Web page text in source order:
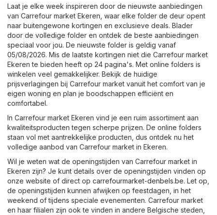
Laat je elke week inspireren door de nieuwste aanbiedingen
van Carrefour market Ekeren, waar elke folder de deur opent
naar buitengewone kortingen en exclusieve deals. Blader
door de volledige folder en ontdek de beste aanbiedingen
speciaal voor jou. De nieuwste folder is geldig vanaf
05/08/2026. Mis de laatste kortingen niet die Carrefour market
Ekeren te bieden heeft op 24 pagina's. Met online folders is
winkelen veel gemakkelijker. Bekijk de huidige
prijsverlagingen bij Carrefour market vanuit het comfort van je
eigen woning en plan je boodschappen efficiënt en
comfortabel.
In Carrefour market Ekeren vind je een ruim assortiment aan
kwaliteitsproducten tegen scherpe prijzen. De online folders
staan vol met aantrekkelijke producten, dus ontdek nu het
volledige aanbod van Carrefour market in Ekeren.
Wil je weten wat de openingstijden van Carrefour market in
Ekeren zijn? Je kunt details over de openingstijden vinden op
onze website of direct op carrefourmarket-denbels.be. Let op,
de openingstijden kunnen afwijken op feestdagen, in het
weekend of tijdens speciale evenementen. Carrefour market
en haar filialen zijn ook te vinden in andere Belgische steden,